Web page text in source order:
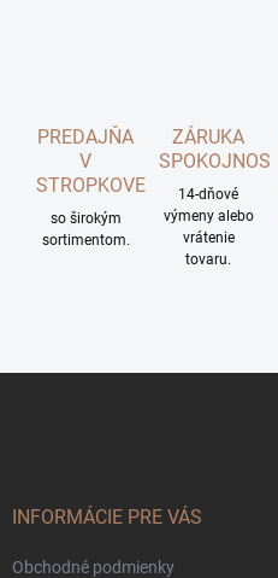
PREDAJŇA
V
STROPKOVE
so širokým
sortimentom.
ZÁRUKA
SPOKOJNOSTI
14-dňové
výmeny alebo
vrátenie
tovaru.
INFORMÁCIE PRE VÁS
Obchodné podmienky